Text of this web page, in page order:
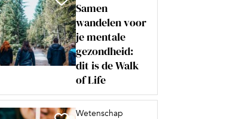
Samen
wandelen voor
je mentale
gezondheid:
dit is de Walk
of Life
Wetenschap